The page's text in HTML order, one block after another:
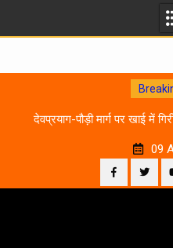
देवप्रयाग-पौड़ी मार्ग पर खाई में
09